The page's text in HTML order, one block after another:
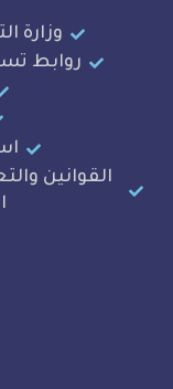
وزارة التعليم
تسهم في
شؤون
راي
استراتيجية
والتعليمات
العالي